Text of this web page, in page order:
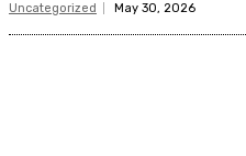
Uncategorized May 30, 2026